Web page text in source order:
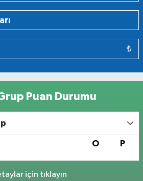
₺
Puan Durumu
O P
için tıklayın